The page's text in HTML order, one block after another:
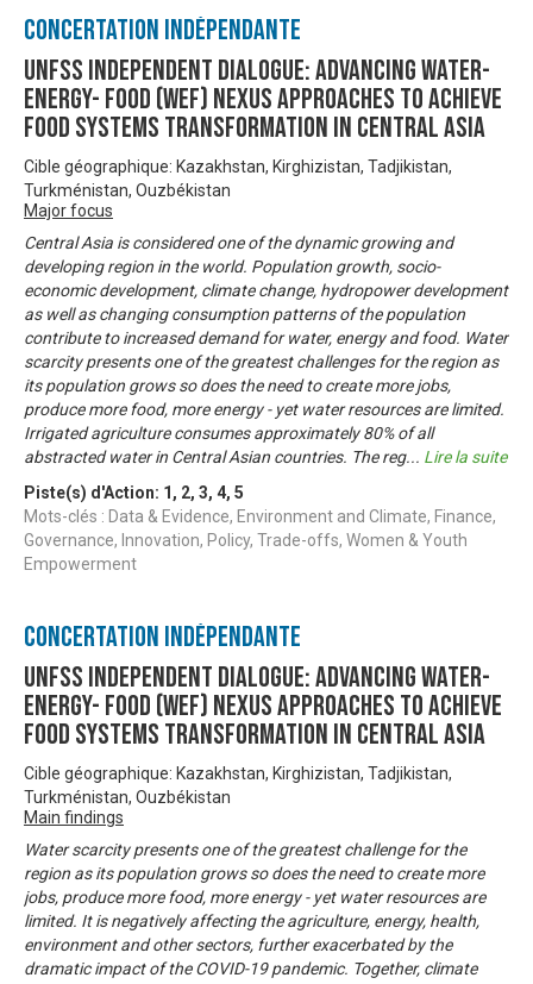
Concertation Indépendante
UNFSS Independent Dialogue: Advancing Water-
Energy- Food (WEF) Nexus approaches to achieve
food systems transformation in Central Asia
Cible géographique: Kazakhstan, Kirghizistan, Tadjikistan,
Turkménistan, Ouzbékistan
Major focus
Central Asia is considered one of the dynamic growing and
developing region in the world. Population growth, socio-
economic development, climate change, hydropower development
as well as changing consumption patterns of the population
contribute to increased demand for water, energy and food. Water
scarcity presents one of the greatest challenges for the region as
its population grows so does the need to create more jobs,
produce more food, more energy - yet water resources are limited.
Irrigated agriculture consumes approximately 80% of all
abstracted water in Central Asian countries. The reg... Lire la suite
Piste(s) d'Action: 1 , 2, 3, 4, 5
Mots-clés : Data & Evidence, Environment and Climate, Finance,
Governance, Innovation, Policy, Trade-offs, Women & Youth
Empowerment
Concertation Indépendante
UNFSS Independent Dialogue: Advancing Water-
Energy- Food (WEF) Nexus approaches to achieve
food systems transformation in Central Asia
Cible géographique: Kazakhstan, Kirghizistan, Tadjikistan,
Turkménistan, Ouzbékistan
Main findings
Water scarcity presents one of the greatest challenge for the
region as its population grows so does the need to create more
jobs, produce more food, more energy - yet water resources are
limited. It is negatively affecting the agriculture, energy, health,
environment and other sectors, further exacerbated by the
dramatic impact of the COVID-19 pandemic. Together, climate